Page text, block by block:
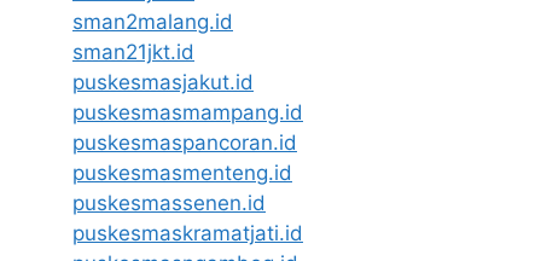
sman2malang.id
sman21jkt.id
puskesmasjakut.id
puskesmasmampang.id
puskesmaspancoran.id
puskesmasmenteng.id
puskesmassenen.id
puskesmaskramatjati.id